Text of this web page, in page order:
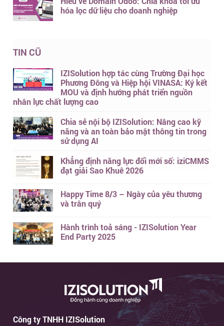
hóa lọc dữ liệu cho doanh nghiệp
TIN CŨ
IZISolution hợp tác cùng Trường Đại học
Phương Đông và Hiệp hội VINASA: Ký kết
MOU và định hướng phát triển nguồn
nhân lực chất lượng cao
Chia sẻ nội bộ IZISolution: Nâng cao kỹ
năng và an toàn bảo mật thông tin trong
sử dụng AI
Khẳng định năng lực đổi mới số: iziCMMS
đạt giải Sao Khuê 2026
Happy Time 8/3 – Ngày của yêu thương
và trân quý
Hành trình toả sáng - IZISolution Year
End Party 2025
Công ty TNHH IZISolution